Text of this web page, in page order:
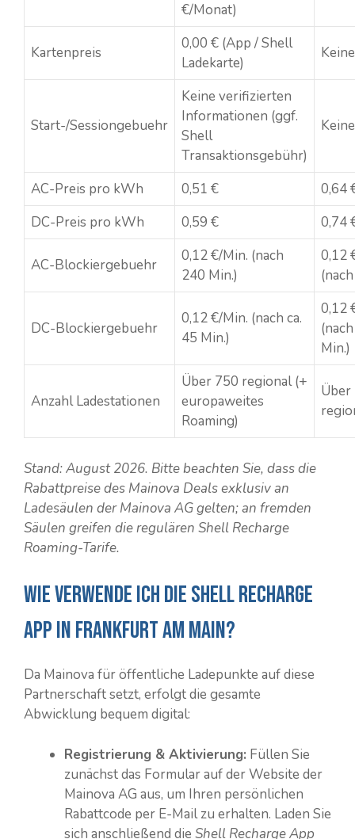
€/Monat)
Kartenpreis
0,00 € (App / Shell
Ladekarte)
Keine
Start-/Sessiongebuehr
Keine verifizierten
Informationen (ggf.
Shell
Transaktionsgebühr)
Keine
AC-Preis pro kWh 0,51 €
0,64
DC-Preis pro kWh
0,59 € 0,74
AC-Blockiergebuehr
0,12 €/Min. (nach
240 Min.)
0,12
DC-Blockiergebuehr
0,12 €/Min. (nach ca.
45 Min.)
0,12
Min.)
Anzahl Ladestationen
Über 750 regional (+
europaweites
Roaming)
Über
Stand: August 2026. Bitte beachten Sie, dass die
Rabattpreise des Mainova Deals exklusiv an
Ladesäulen der Mainova AG gelten; an fremden
Säulen greifen die regulären Shell Recharge
Roaming-Tarife.
Wie verwende ich die Shell Recharge
App in Frankfurt am Main?
Da Mainova für öffentliche Ladepunkte auf diese
Partnerschaft setzt, erfolgt die gesamte
Abwicklung bequem digital:
Registrierung & Aktivierung: Füllen Sie
zunächst das Formular auf der Website der
Mainova AG aus, um Ihren persönlichen
Rabattcode per E-Mail zu erhalten. Laden Sie
sich anschließend die Shell Recharge App